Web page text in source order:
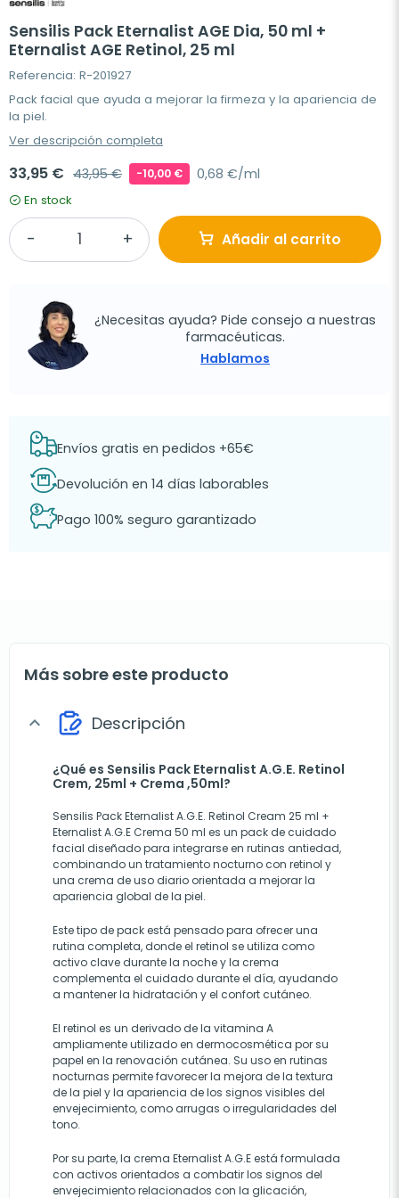
Sensilis Pack Eternalist AGE Dia, 50 ml +
Eternalist AGE Retinol, 25 ml
Referencia: R-201927
Pack facial que ayuda a mejorar la firmeza y la apariencia de
la piel.
Ver descripción completa
33,95 € 43,95 € -10,00 € 0,68 €/ml
En stock
Añadir al carrito
¿Necesitas ayuda? Pide consejo a nuestras
farmacéuticas.
Hablamos
Envíos gratis en pedidos +65€
Devolución en 14 días laborables
Pago 100% seguro garantizado
Más sobre este producto
expand_more Descripción
¿Qué es Sensilis Pack Eternalist A.G.E. Retinol
Crem, 25ml + Crema ,50ml?
Sensilis Pack Eternalist A.G.E. Retinol Cream 25 ml +
Eternalist A.G.E Crema 50 ml es un pack de cuidado
facial diseñado para integrarse en rutinas antiedad,
combinando un tratamiento nocturno con retinol y
una crema de uso diario orientada a mejorar la
apariencia global de la piel.
Este tipo de pack está pensado para ofrecer una
rutina completa, donde el retinol se utiliza como
activo clave durante la noche y la crema
complementa el cuidado durante el día, ayudando
a mantener la hidratación y el confort cutáneo.
El retinol es un derivado de la vitamina A
ampliamente utilizado en dermocosmética por su
papel en la renovación cutánea. Su uso en rutinas
nocturnas permite favorecer la mejora de la textura
de la piel y la apariencia de los signos visibles del
envejecimiento, como arrugas o irregularidades del
tono.
Por su parte, la crema Eternalist A.G.E está formulada
con activos orientados a combatir los signos del
envejecimiento relacionados con la glicación,